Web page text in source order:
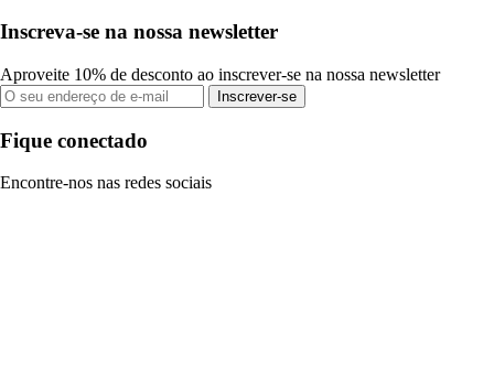
Inscreva-se na nossa newsletter
Aproveite 10% de desconto ao inscrever-se na nossa newsletter
Inscrever-se
Fique conectado
Encontre-nos nas redes sociais